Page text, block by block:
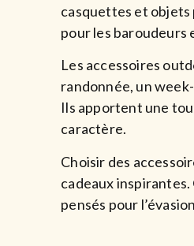
casquettes et objets
pour les baroudeurs
Les accessoires
randonnée, un
Ils apportent une
caractère.
Choisir des
cadeaux inspirantes.
pensés pour